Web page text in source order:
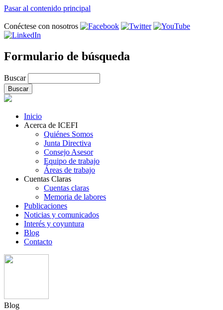
Pasar al contenido principal
Conéctese con nosotros
Formulario de búsqueda
Buscar
Inicio
Acerca de ICEFI
Quiénes Somos
Junta Directiva
Consejo Asesor
Equipo de trabajo
Áreas de trabajo
Cuentas Claras
Cuentas claras
Memoria de labores
Publicaciones
Noticias y comunicados
Interés y coyuntura
Blog
Contacto
Blog